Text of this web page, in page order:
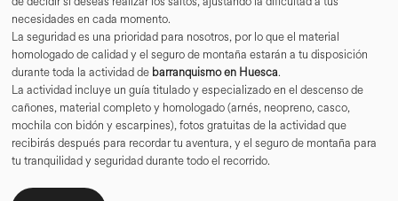
necesidades en cada momento.
La seguridad es una prioridad para nosotros, por lo que el material
homologado de calidad y el seguro de montaña estarán a tu disposición
durante toda la actividad de barranquismo en Huesca.
La actividad incluye un guía titulado y especializado en el descenso de
cañones, material completo y homologado (arnés, neopreno, casco,
mochila con bidón y escarpines), fotos gratuitas de la actividad que
recibirás después para recordar tu aventura, y el seguro de montaña para
tu tranquilidad y seguridad durante todo el recorrido.